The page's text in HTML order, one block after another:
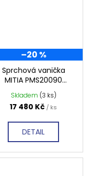
–20 %
Sprchová vanička
MITIA PMS20090
2000x900 mm, šedá
profilovaná
Skladem (3 ks)
17 480 Kč / ks
DETAIL